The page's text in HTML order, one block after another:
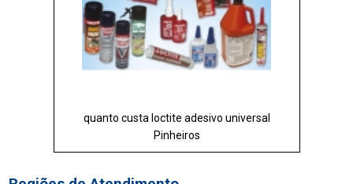
quanto custa loctite adesivo universal
Pinheiros